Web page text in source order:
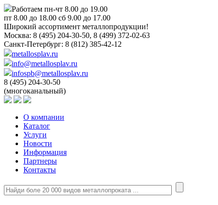
Работаем пн-чт 8.00 до 19.00
пт 8.00 до 18.00 сб 9.00 до 17.00
Широкий ассортимент металлопродукции!
Москва: 8 (495) 204-30-50, 8 (499) 372-02-63
Санкт-Петербург: 8 (812) 385-42-12
metallosplav.ru
info@metallosplav.ru
infospb@metallosplav.ru
8 (495) 204-30-50
(многоканальный)
О компании
Каталог
Услуги
Новости
Информация
Партнеры
Контакты